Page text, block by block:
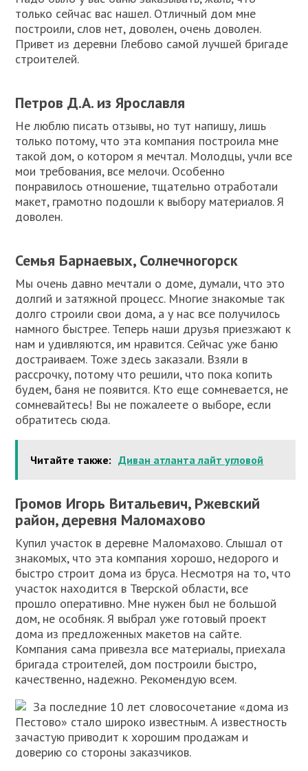
только сейчас вас нашел. Отличный дом мне
построили, слов нет, доволен, очень доволен.
Привет из деревни Глебово самой лучшей бригаде
строителей.
Петров Д.А. из Ярославля
Не люблю писать отзывы, но тут напишу, лишь
только потому, что эта компания построила мне
такой дом, о котором я мечтал. Молодцы, учли все
мои требования, все мелочи. Особенно
понравилось отношение, тщательно отработали
макет, грамотно подошли к выбору материалов. Я
доволен.
Семья Барнаевых, Солнечногорск
Мы очень давно мечтали о доме, думали, что это
долгий и затяжной процесс. Многие знакомые так
долго строили свои дома, а у нас все получилось
намного быстрее. Теперь наши друзья приезжают к
нам и удивляются, им нравится. Сейчас уже баню
достраиваем. Тоже здесь заказали. Взяли в
рассрочку, потому что решили, что пока копить
будем, баня не появится. Кто еще сомневается, не
сомневайтесь! Вы не пожалеете о выборе, если
обратитесь сюда.
Читайте также: Диван атланта лайт угловой
Громов Игорь Витальевич, Ржевский
район, деревня Маломахово
Купил участок в деревне Маломахово. Слышал от
знакомых, что эта компания хорошо, недорого и
быстро строит дома из бруса. Несмотря на то, что
участок находится в Тверской области, все
прошло оперативно. Мне нужен был не большой
дом, не особняк. Я выбрал уже готовый проект
дома из предложенных макетов на сайте.
Компания сама привезла все материалы, приехала
бригада строителей, дом построили быстро,
качественно, надежно. Рекомендую всем.
За последние 10 лет словосочетание «дома из
Пестово» стало широко известным. А известность
зачастую приводит к хорошим продажам и
доверию со стороны заказчиков.